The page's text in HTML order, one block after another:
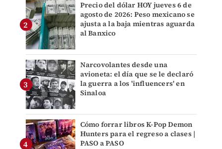
Precio del dólar HOY jueves 6 de
agosto de 2026: Peso mexicano se
ajusta a la baja mientras aguarda
al Banxico
Narcovolantes desde una
avioneta: el día que se le declaró
la guerra a los 'influencers' en
Sinaloa
Cómo forrar libros K-Pop Demon
Hunters para el regreso a clases |
PASO a PASO